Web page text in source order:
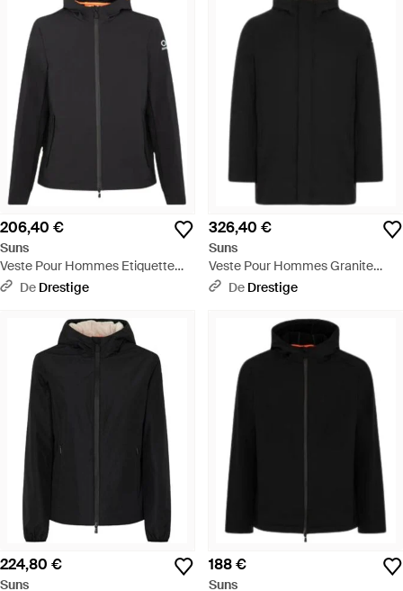
206,40 €
Suns
Veste Pour Hommes Etiquette
Noire - Noir
De Drestige
326,40 €
Suns
Veste Pour Hommes Granite
Noire De Fourrure - Noir
De Drestige
224,80 €
Suns
188 €
Suns